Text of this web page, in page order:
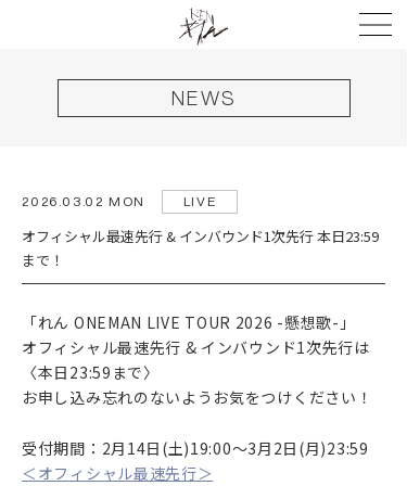
NEWS
VIDEO
CONTACT
NEWS
2026.03.02 MON LIVE
オフィシャル最速先行 & インバウンド1次先行 本日23:59
まで！
「れん ONEMAN LIVE TOUR 2026 -懸想歌-」
オフィシャル最速先行 & インバウンド1次先行は
〈本日23:59まで〉
お申し込み忘れのないようお気をつけください！
受付期間：2月14日(土)19:00〜3月2日(月)23:59
＜オフィシャル最速先行＞